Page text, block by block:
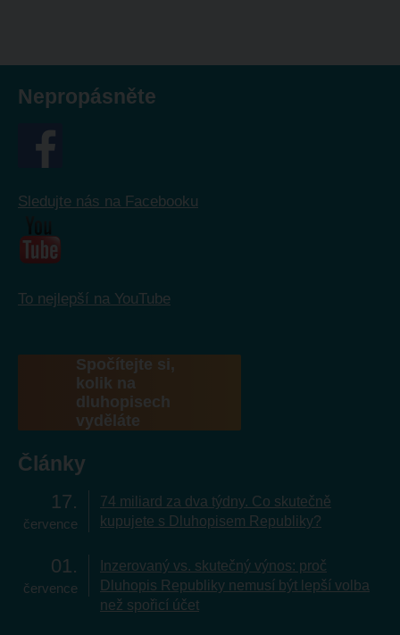
Nepropásněte
Sledujte nás na Facebooku
To nejlepší na YouTube
Spočítejte si,
kolik na
dluhopisech
vyděláte
Články
17
července
74 miliard za dva týdny. Co skutečně
kupujete s Dluhopisem Republiky?
01
července
Inzerovaný vs. skutečný výnos: proč
Dluhopis Republiky nemusí být lepší volba
než spořicí účet